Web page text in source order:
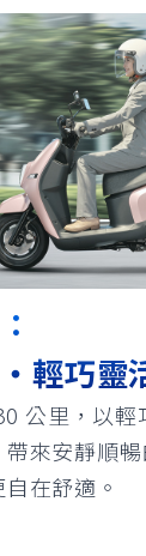
輕巧靈
公里，以輕
來安靜順暢
在舒適。